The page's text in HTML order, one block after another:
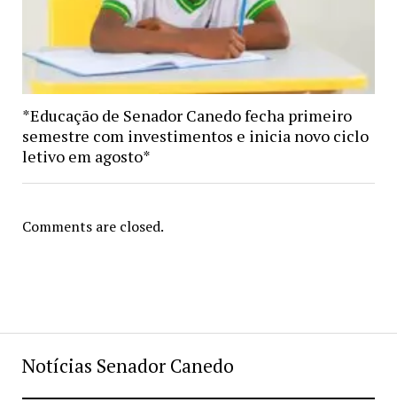
Notícias Senador Canedo
*Educação de Senador Canedo fecha primeiro
semestre com investimentos e inicia novo ciclo
letivo em agosto*
Comments are closed.